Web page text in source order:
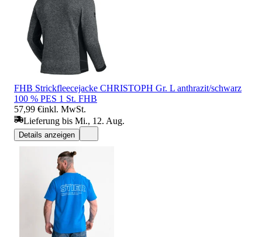
FHB Strickfleecejacke CHRISTOPH Gr. L anthrazit/schwarz
100 % PES 1 St. FHB
57,99 €inkl. MwSt.
Lieferung bis Mi., 12. Aug.
Details anzeigen